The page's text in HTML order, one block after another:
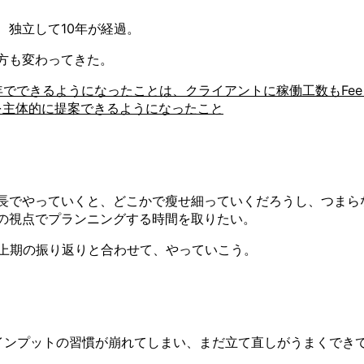
独立して10年が経過。
も変わってきた。
できるようになったことは、クライアントに稼働工数も
体的に提案できるようになったこと
でやっていくと、どこかで瘦せ細っていくだろうし、つまら
視点でプランニングする時間を取りたい。
期の振り返りと合わせて、やっていこう。
プットの習慣が崩れてしまい、まだ立て直しがうまくでき